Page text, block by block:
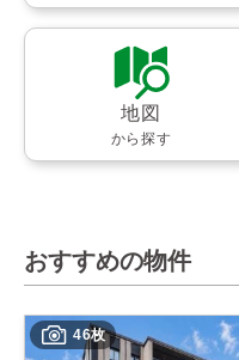
地図
から探す
おすすめの物件
46枚